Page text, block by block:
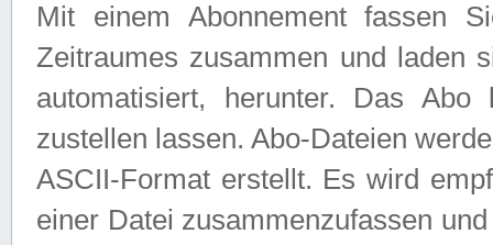
Mit einem Abonnement fassen
Zeitraumes zusammen und laden
automatisiert, herunter. Das
zustellen lassen. Abo-Dateien
ASCII-Format erstellt. Es wird
einer Datei zusammenzufassen